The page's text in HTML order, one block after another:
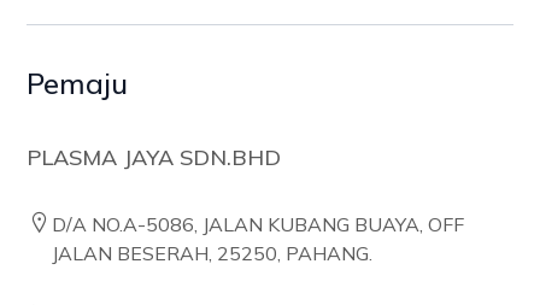
Pemaju
PLASMA JAYA SDN.BHD
D/A NO.A-5086, JALAN KUBANG BUAYA, OFF
JALAN BESERAH, 25250, PAHANG.